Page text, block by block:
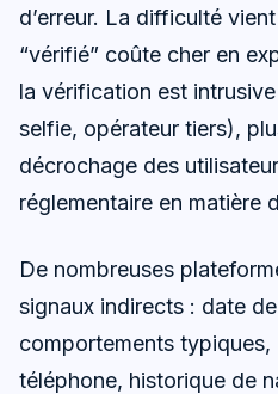
d’erreur. La difficulté
“vérifié” coûte cher en
la vérification est
selfie, opérateur tiers),
décrochage des
réglementaire en matière
De nombreuses
signaux indirects : date
comportements typiques,
téléphone, historique de